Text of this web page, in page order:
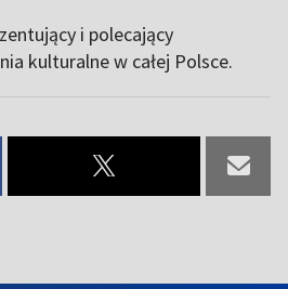
i polecający
kulturalne w całej Polsce.